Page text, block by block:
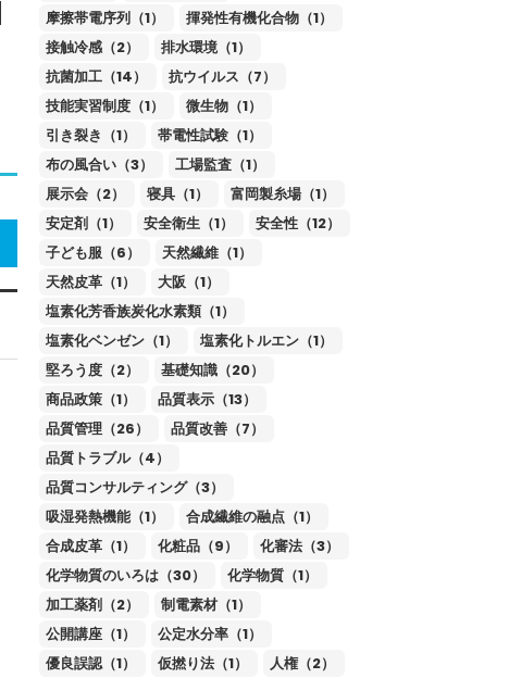
摩擦帯電序列（1）
揮発性有機化合物（1）
接触冷感（2）
排水環境（1）
抗菌加工（14）
抗ウイルス（7）
技能実習制度（1）
微生物（1）
引き裂き（1）
帯電性試験（1）
布の風合い（3）
工場監査（1）
展示会（2）
寝具（1）
富岡製糸場（1）
安定剤（1）
安全衛生（1）
安全性（12）
子ども服（6）
天然繊維（1）
天然皮革（1）
大阪（1）
塩素化芳香族炭化水素類（1）
塩素化ベンゼン（1）
塩素化トルエン（1）
堅ろう度（2）
基礎知識（20）
商品政策（1）
品質表示（13）
品質管理（26）
品質改善（7）
品質トラブル（4）
品質コンサルティング（3）
吸湿発熱機能（1）
合成繊維の融点（1）
合成皮革（1）
化粧品（9）
化審法（3）
化学物質のいろは（30）
化学物質（1）
加工薬剤（2）
制電素材（1）
公開講座（1）
公定水分率（1）
優良誤認（1）
仮撚り法（1）
人権（2）